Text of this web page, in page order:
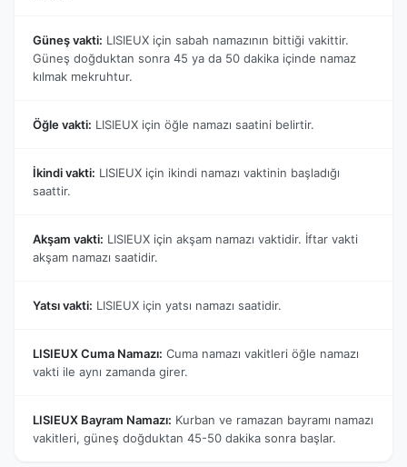
Güneş vakti: LISIEUX için sabah namazının bittiği vakittir.
Güneş doğduktan sonra 45 ya da 50 dakika içinde namaz
kılmak mekruhtur.
Öğle vakti: LISIEUX için öğle namazı saatini belirtir.
İkindi vakti: LISIEUX için ikindi namazı vaktinin başladığı
saattir.
Akşam vakti: LISIEUX için akşam namazı vaktidir. İftar vakti
akşam namazı saatidir.
Yatsı vakti: LISIEUX için yatsı namazı saatidir.
LISIEUX Cuma Namazı: Cuma namazı vakitleri öğle namazı
vakti ile aynı zamanda girer.
LISIEUX Bayram Namazı: Kurban ve ramazan bayramı namazı
vakitleri, güneş doğduktan 45-50 dakika sonra başlar.